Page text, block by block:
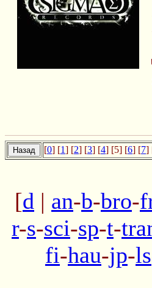
[0] [1] [2] [3] [4] [5] [6] [7]
[d | an-b-bro-
r-s-sci-sp-t-
fi-hau-jp-ls